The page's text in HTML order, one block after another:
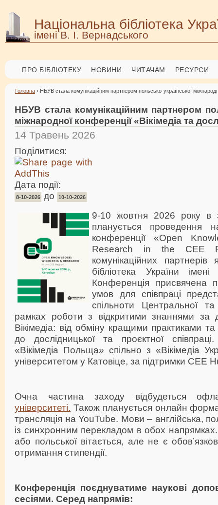
Національна бібліотека
імені В. І. Вернадського
ПРО БІБЛІОТЕКУ НОВИНИ ЧИТАЧАМ РЕСУРСИ
Головна › НБУВ стала комунікаційним партнером польсько-української
НБУВ стала комунікаційним партнером
міжнародної конференції «Вікімедіа та
14 Травень 2026
Поділитися:
Дата події:
8-10-2026 до 10-10-2026
9-10 жовтня 2026 року в
планується проведення
конференції «Open
Research in the CEE
комунікаційних
бібліотека України
Конференція присвячена
умов для співпраці
спільноти Центральної
рамках роботи з відкритими знаннями за
Вікімедіа: від обміну кращими практиками
до дослідницької та проєктної
«Вікімедіа Польща» спільно з «Вікімедіа
університетом у Катовіце, за підтримки CEE
Очна частина заходу відбудеться
університеті. Також планується онлайн
трансляція на YouTube. Мови – англійська,
із синхронним перекладом в обох
або польської вітається, але не є
отримання стипендії.
Конференція поєднуватиме наукові
сесіями. Серед напрямів: